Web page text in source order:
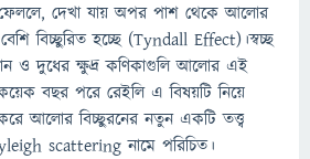
দেখা যায় অপর পাশ থেকে আলোর
বিচ্ছুরিত হচ্ছে (Tyndall Effect)।স্বচ্ছ
ও দুধের ক্ষুদ্র কণিকাগুলি আলোর এই
বছর পরে রেইলি এ বিষয়টি নিয়ে
আলোর বিচ্ছুরনের নতুন একটি তত্ত্ব
scattering নামে পরিচিত।